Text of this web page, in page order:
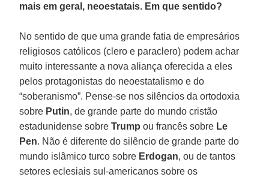
mais em geral, neoestatais. Em que sentido?
No sentido de que uma grande fatia de empresários
religiosos católicos (clero e paraclero) podem achar
muito interessante a nova aliança oferecida a eles
pelos protagonistas do neoestatalismo e do
“soberanismo”. Pense-se nos silêncios da ortodoxia
sobre Putin, de grande parte do mundo cristão
estadunidense sobreTrump ou francês sobre Le
Pen. Não é diferente do silêncio de grande parte do
mundo islâmico turco sobre Erdogan, ou de tantos
setores eclesiais sul-americanos sobre os